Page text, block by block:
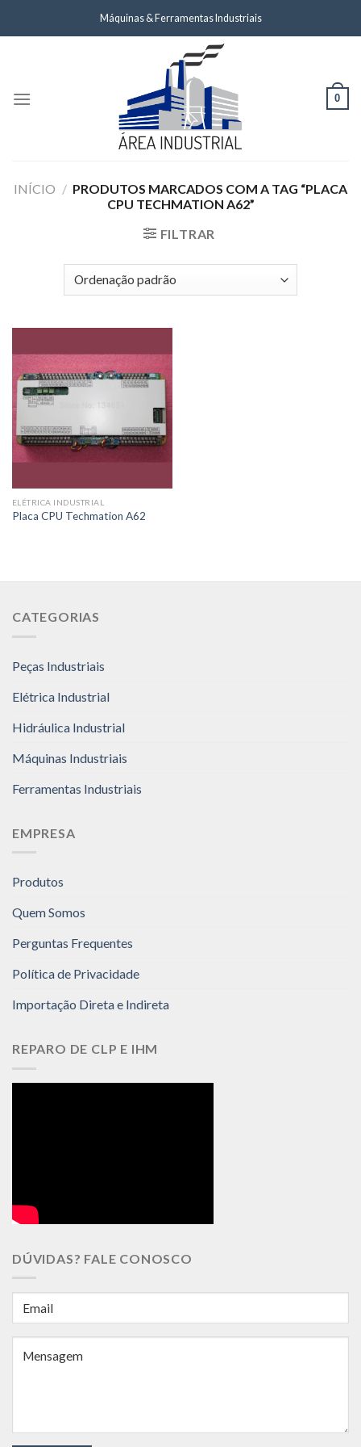
Máquinas & Ferramentas Industriais
0
INÍCIO / PRODUTOS MARCADOS COM A TAG “PLACA
CPU TECHMATION A62”
FILTRAR
ELÉTRICA INDUSTRIAL
Placa CPU Techmation A62
CATEGORIAS
Peças Industriais
Elétrica Industrial
Hidráulica Industrial
Máquinas Industriais
Ferramentas Industriais
EMPRESA
Produtos
Quem Somos
Perguntas Frequentes
Política de Privacidade
Importação Direta e Indireta
REPARO DE CLP E IHM
DÚVIDAS? FALE CONOSCO